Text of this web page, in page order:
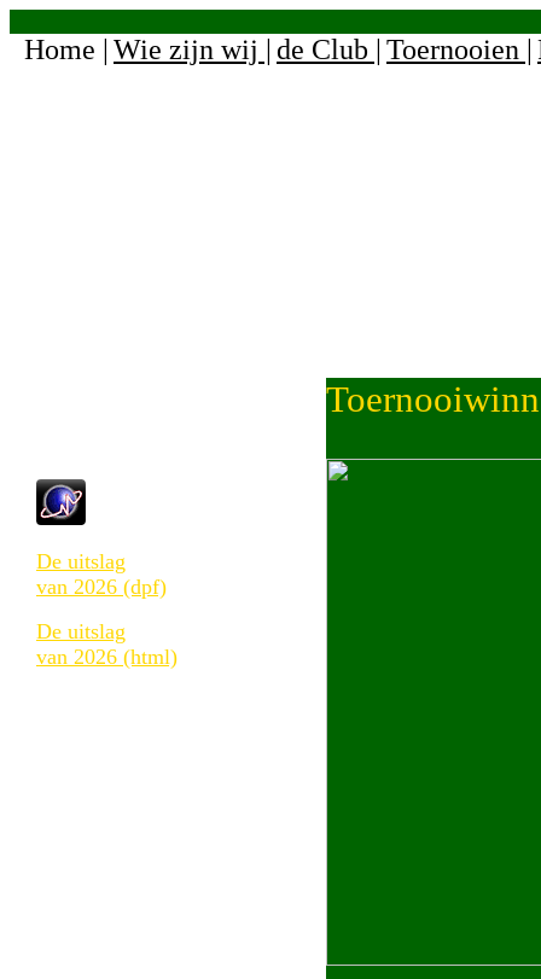
Home | Wie zijn wij | de Club | Toernooien |
De uitslag
van 2026 (dpf)
De uitslag
van 2026 (html)